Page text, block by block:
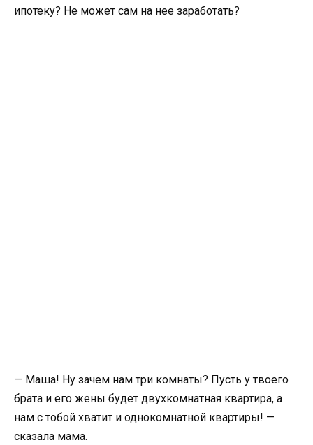
ипотеку? Не может сам на нее заработать?
— Маша! Ну зачем нам три комнаты? Пусть у твоего
брата и его жены будет двухкомнатная квартира, а
нам с тобой хватит и однокомнатной квартиры! —
сказала мама.